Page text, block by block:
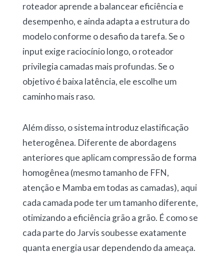
roteador aprende a balancear eficiência e
desempenho, e ainda adapta a estrutura do
modelo conforme o desafio da tarefa. Se o
input exige raciocínio longo, o roteador
privilegia camadas mais profundas. Se o
objetivo é baixa latência, ele escolhe um
caminho mais raso.
Além disso, o sistema introduz elastificação
heterogênea. Diferente de abordagens
anteriores que aplicam compressão de forma
homogênea (mesmo tamanho de FFN,
atenção e Mamba em todas as camadas), aqui
cada camada pode ter um tamanho diferente,
otimizando a eficiência grão a grão. É como se
cada parte do Jarvis soubesse exatamente
quanta energia usar dependendo da ameaça.